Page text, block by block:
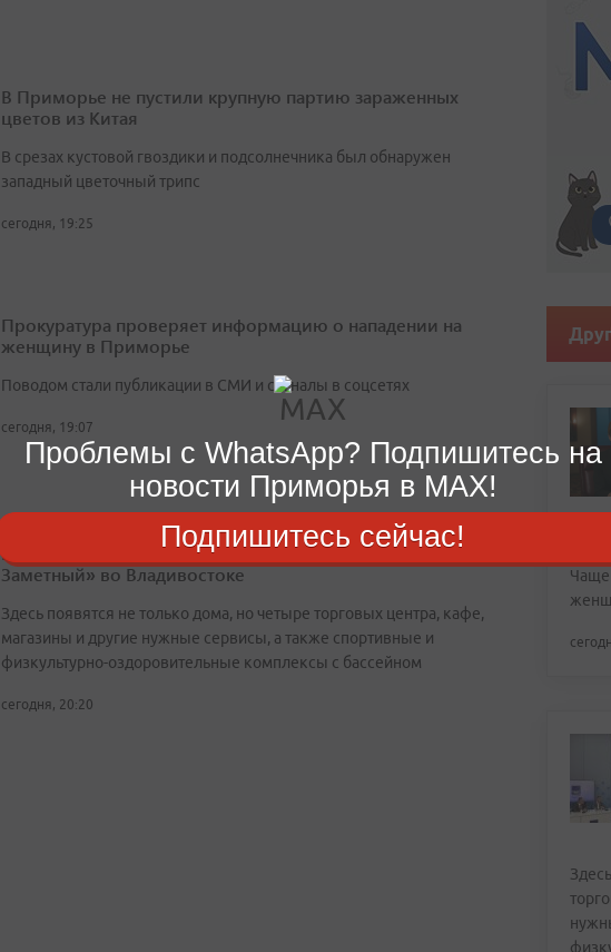
В Приморье не пустили крупную партию зараженных
цветов из Китая
В срезах кустовой гвоздики и подсолнечника был обнаружен
западный цветочный трипс
сегодня, 19:25
Прокуратура проверяет информацию о нападении на
женщину в Приморье
Поводом стали публикации в СМИ и сигналы в соцсетях
сегодня, 19:07
Речной парк, школы и дороги: каким будет «Город
Заметный» во Владивостоке
Здесь появятся не только дома, но четыре торговых центра, кафе,
магазины и другие нужные сервисы, а также спортивные и
физкультурно-оздоровительные комплексы с бассейном
сегодня, 20:20
Чаще
Проблемы с WhatsApp? Подпишитесь на
новости Приморья в MAX!
Подпишитесь сейчас!